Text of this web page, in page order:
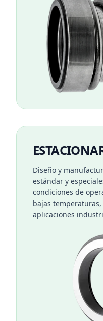
Diseño y
estándar y
condiciones de
bajas
aplicaciones